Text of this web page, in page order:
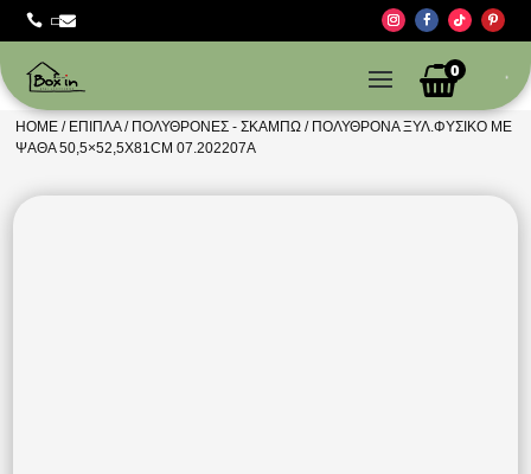
 
0
HOME / ΈΠΙΠΛΑ/ ΠΟΛΥΘΡΌΝΕΣ - ΣΚΑΜΠΏ / ΠΟΛΥΘΡΌΝΑ ΞΥΛ.ΦΥΣΙΚΌ ΜΕ
ΨΆΘΑ 50,5×52,5X81CM 07.202207A